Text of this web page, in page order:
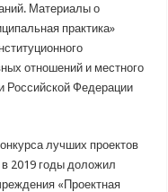
Материалы о
практика»
отношений и местного
Российской Федерации
лучших проектов
2019 годы доложил
«Проектная